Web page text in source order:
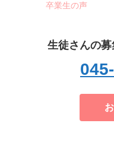
卒業生の声
生徒さんの募